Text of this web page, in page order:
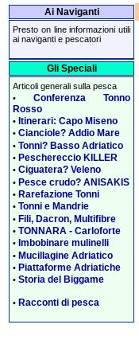
Ai Naviganti
Presto on line informazioni utili
ai naviganti e pescatori
Gli Speciali
Articoli generali sulla pesca
• Conferenza Tonno
Rosso
• Itinerari: Capo Miseno
• Cianciole? Addio Mare
• Tonni? Basso Adriatico
• Peschereccio KILLER
• Ciguatera? Veleno
• Pesce crudo? ANISAKIS
• Rarefazione Tonni
• Tonni e Mandrie
• Fili, Dacron, Multifibre
• TONNARA - Carloforte
• Imbobinare mulinelli
• Mucillagine Adriatico
• Piattaforme Adriatiche
• Storia del Biggame
• Racconti di pesca